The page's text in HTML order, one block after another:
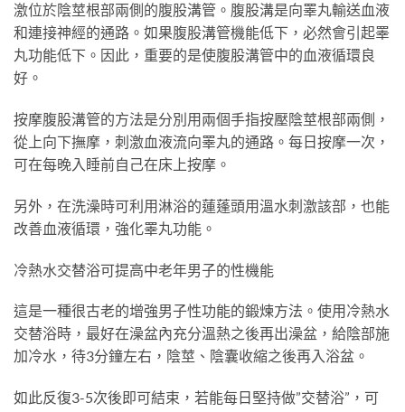
激位於陰莖根部兩側的腹股溝管。腹股溝是向睪丸輸送血液
和連接神經的通路。如果腹股溝管機能低下，必然會引起睪
丸功能低下。因此，重要的是使腹股溝管中的血液循環良
好。
按摩腹股溝管的方法是分別用兩個手指按壓陰莖根部兩側，
從上向下撫摩，刺激血液流向睪丸的通路。每日按摩一次，
可在每晚入睡前自己在床上按摩。
另外，在洗澡時可利用淋浴的蓮蓬頭用溫水刺激該部，也能
改善血液循環，強化睪丸功能。
冷熱水交替浴可提高中老年男子的性機能
這是一種很古老的增強男子性功能的鍛煉方法。使用冷熱水
交替浴時，最好在澡盆內充分溫熱之後再出澡盆，給陰部施
加冷水，待3分鐘左右，陰莖、陰囊收縮之後再入浴盆。
如此反復3-5次後即可結束，若能每日堅持做”交替浴”，可